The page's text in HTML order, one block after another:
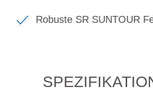
Robuste SR SUNTOUR